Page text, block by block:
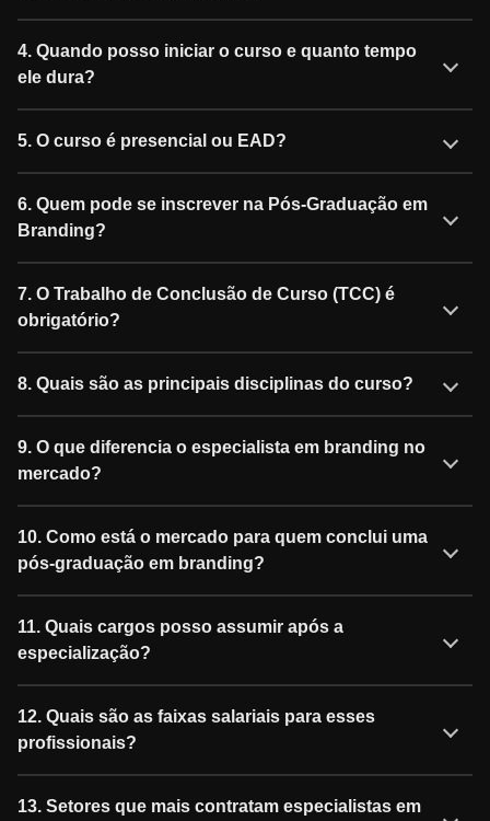
4. Quando posso iniciar o curso e quanto tempo
ele dura?
5. O curso é presencial ou EAD?
6. Quem pode se inscrever na Pós-Graduação em
Branding?
7. O Trabalho de Conclusão de Curso (TCC) é
obrigatório?
8. Quais são as principais disciplinas do curso?
9. O que diferencia o especialista em branding no
mercado?
10. Como está o mercado para quem conclui uma
pós-graduação em branding?
11. Quais cargos posso assumir após a
especialização?
12. Quais são as faixas salariais para esses
profissionais?
13. Setores que mais contratam especialistas em